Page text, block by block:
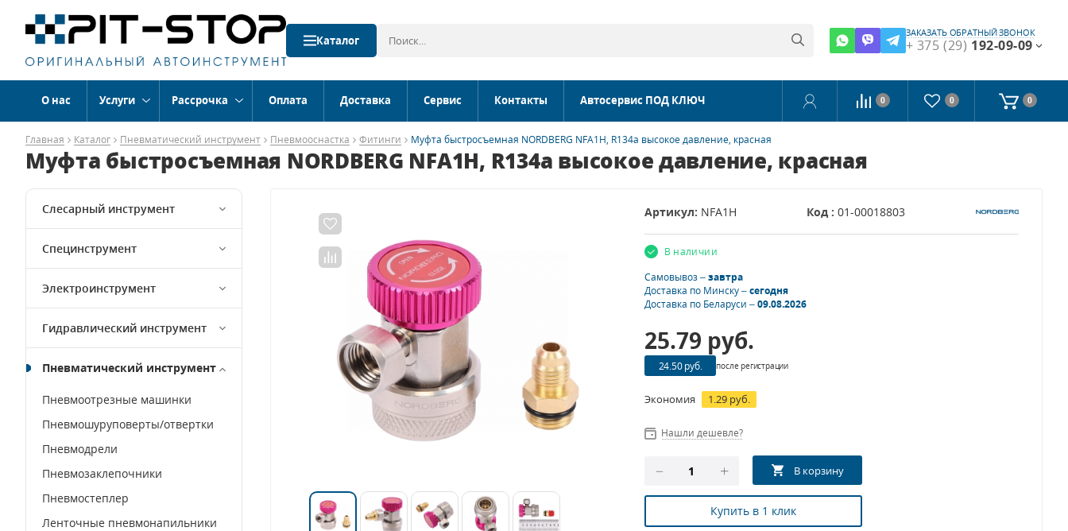
Каталог
ЗАКАЗАТЬ ОБРАТНЫЙ ЗВОНОК
+ 375 (29) 192-09-09
О нас Услуги Рассрочка Оплата Доставка Сервис Контакты Автосервис ПОД КЛЮЧ 0 0 0
Главная Каталог Пневматический инструмент Пневмооснастка Фитинги Муфта быстросъемная NORDBERG NFA1H, R134a высокое давление, красная
Муфта быстросъемная NORDBERG NFA1H, R134a высокое давление, красная
Слесарный инструмент
Специнструмент
Электроинструмент
Гидравлический инструмент
Пневматический инструмент
Пневмоотрезные машинки
Пневмошуруповерты/отвертки
Пневмодрели
Пневмозаклепочники
Пневмостеплер
Ленточные пневмонапильники
Артикул: NFA1H Код :01-00018803
В наличии
Самовывоз –завтра
Доставка по Минску –сегодня
Доставка по Беларуси –09.08.2026
25.79 руб.
24.50 руб. после регистрации
Экономия 1.29 руб.
Нашли дешевле?
Купить в 1 клик